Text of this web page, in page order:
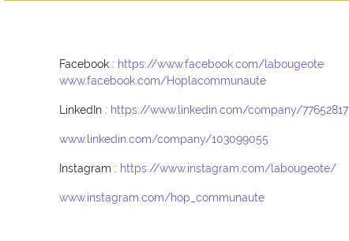
Facebook : https://www.facebook.com/labougeote
www.facebook.com/Hoplacommunaute
LinkedIn : https://www.linkedin.com/company/77652817
www.linkedin.com/company/103099055
Instagram : https://www.instagram.com/labougeote/
www.instagram.com/hop_communaute